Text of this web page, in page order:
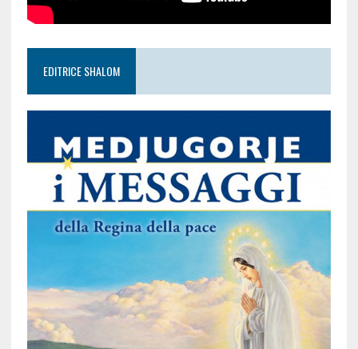
EDITRICE SHALOM